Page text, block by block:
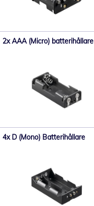
2x AAA (Micro) batterihållare
4x D (Mono) Batterihållare